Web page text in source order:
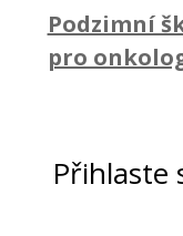
Podzimní
pro
Přihlaste